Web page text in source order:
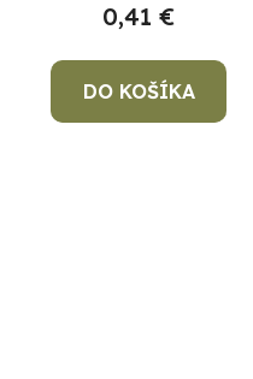
0,41 €
DO KOŠÍKA